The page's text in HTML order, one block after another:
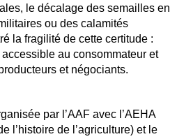
le décalage des semailles en
ou des calamités
la fragilité de cette certitude :
au consommateur et
et négociants.
par l’AAF avec l’AEHA
l’histoire de l’agriculture) et le